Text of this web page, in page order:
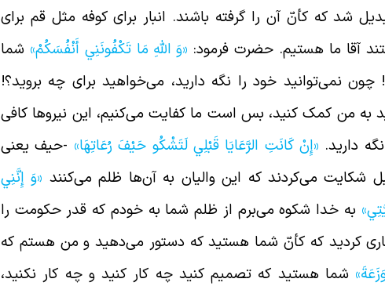
شد که کأنّ آن را گرفته باشند. انبار برای کوفه مثل قم برای
آقا ما هستیم. حضرت فرمود: «وَ اللَّهِ مَا تَكْفُونَنِي أَنْفُسَكُمْ» شما
نمی‌توانید خود را نگه دارید، می‌خواهید برای چه بروید؟!
به من کمک کنید، بس است ما کفایت می‌کنیم، این نیروها کافی
دارید. «إِنْ كَانَتِ الرَّعَايَا قَبْلِي لَتَشْكُو حَيْفَ رُعَاتِهَا» -حیف یعنی
شکایت می‌کردند که این والیان به آن‌ها ظلم می‌کنند «وَ إِنَّنِي
به خدا شکوه می‌برم از ظلم شما به خودم که قدر حکومت را
کردید که کأنّ شما هستید که دستور می‌دهید و من هستم که
شما هستید که تصمیم کنید چه کار کنید و چه کار نکنید،